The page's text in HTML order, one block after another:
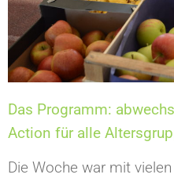
Das Programm:
Action für alle
Die Woche war mit